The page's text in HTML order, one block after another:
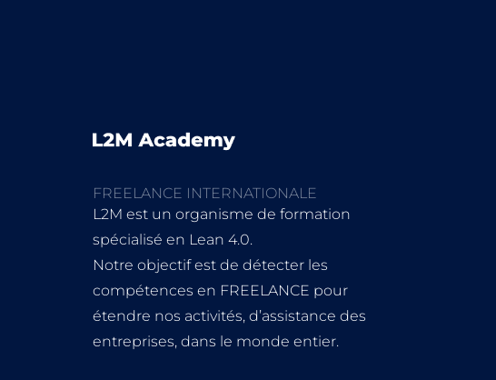
FREELANCE INTERNATIONALE
L2M est un organisme de formation
spécialisé en Lean 4.0.
Notre objectif est de détecter les
compétences en FREELANCE pour
étendre nos activités, d’assistance des
entreprises, dans le monde entier.